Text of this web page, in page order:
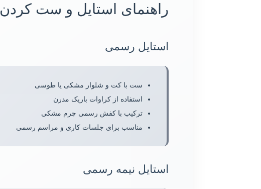
راهنمای استایل و ست کردن
استایل رسمی
ست با کت و شلوار مشکی یا طوسی
استفاده از کراوات باریک مدرن
ترکیب با کفش رسمی چرم مشکی
مناسب برای جلسات کاری و مراسم رسمی
استایل نیمه رسمی